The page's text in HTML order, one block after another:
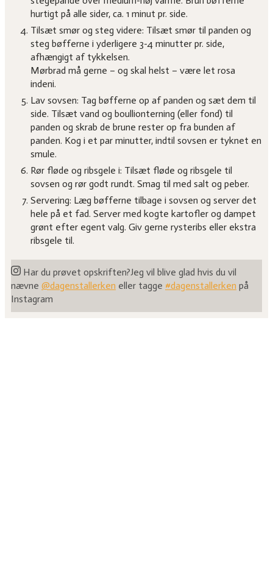
hurtigt på alle sider, ca. 1 minut pr. side.
Tilsæt smør og steg videre: Tilsæt smør til panden og
steg bøfferne i yderligere 3-4 minutter pr. side,
afhængigt af tykkelsen.
Mørbrad må gerne – og skal helst – være let rosa
indeni.
Lav sovsen: Tag bøfferne op af panden og sæt dem til
side. Tilsæt vand og boullionterning (eller fond) til
panden og skrab de brune rester op fra bunden af
panden. Kog i et par minutter, indtil sovsen er tyknet en
smule.
Rør fløde og ribsgele i: Tilsæt fløde og ribsgele til
sovsen og rør godt rundt. Smag til med salt og peber.
Servering: Læg bøfferne tilbage i sovsen og server det
hele på et fad. Server med kogte kartofler og dampet
grønt efter egent valg. Giv gerne rysteribs eller ekstra
ribsgele til.
Har du prøvet opskriften?Jeg vil blive glad hvis du vil
nævne @dagenstallerken eller tagge #dagenstallerken på
Instagram